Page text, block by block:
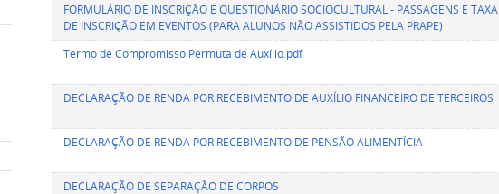
FORMULÁRIO DE INSCRIÇÃO E QUESTIONÁRIO SOCIOCULTURAL - PASSAGENS E TAXA
DE INSCRIÇÃO EM EVENTOS (PARA ALUNOS NÃO ASSISTIDOS PELA PRAPE)
Termo de Compromisso Permuta de Auxílio.pdf
DECLARAÇÃO DE RENDA POR RECEBIMENTO DE AUXÍLIO FINANCEIRO DE TERCEIROS
DECLARAÇÃO DE RENDA POR RECEBIMENTO DE PENSÃO ALIMENTÍCIA
DECLARAÇÃO DE SEPARAÇÃO DE CORPOS